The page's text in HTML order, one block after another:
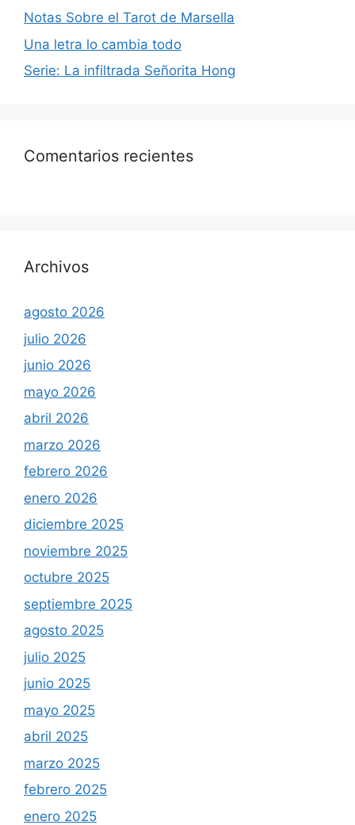
Notas Sobre el Tarot de Marsella
Una letra lo cambia todo
Serie: La infiltrada Señorita Hong
Comentarios recientes
Archivos
agosto 2026
julio 2026
junio 2026
mayo 2026
abril 2026
marzo 2026
febrero 2026
enero 2026
diciembre 2025
noviembre 2025
octubre 2025
septiembre 2025
agosto 2025
julio 2025
junio 2025
mayo 2025
abril 2025
marzo 2025
febrero 2025
enero 2025